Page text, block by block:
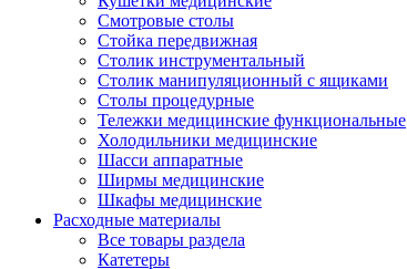
Смотровые столы
Стойка передвижная
Столик инструментальный
Столик манипуляционный с ящиками
Столы процедурные
Тележки медицинские функциональные
Холодильники медицинские
Шасси аппаратные
Ширмы медицинские
Шкафы медицинские
Расходные материалы
Все товары раздела
Катетеры